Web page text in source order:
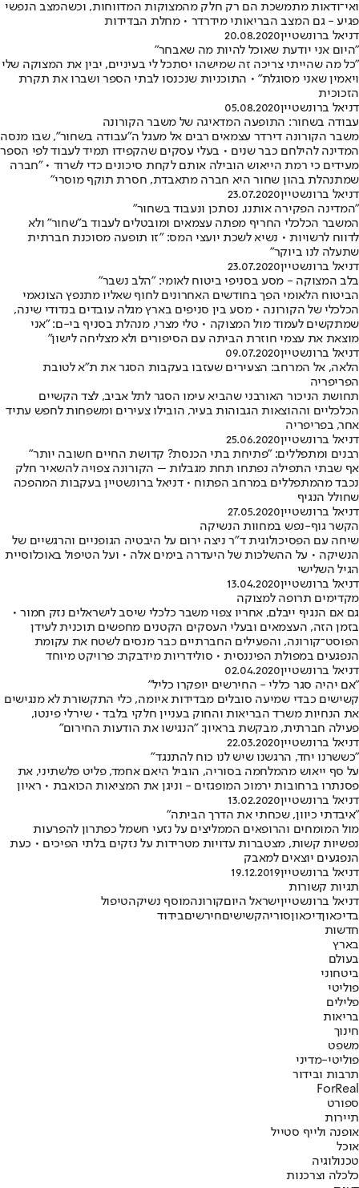
ואי־ודאות מתמשכת הם רק חלק מהמצוקות המדווחות, וכשהמצב הנפשי
פגיע - גם המצב הבריאותי מידרדר • מחלת הבדידות
דניאל ברונשטיין20.08.2020
"היום אני יודעת שאוכל להיות מה שאבחר"
"כל מה שהייתי צריכה זה שמישהו יסתכל לי בעיניים, יבין את המצוקה שלי
ויאמין שאני מסוגלת" • התוכניות שנכנסו לבתי הספר ושברו את תקרת
הזכוכית
דניאל ברונשטיין05.08.2020
עבודה בשחור: התופעה המדאיגה של משבר הקורונה
משבר הקורונה דירדר עצמאים רבים אל מעגל ה"עבודה בשחור", שבו מנסה
המדינה להילחם כבר שנים • בעלי עסקים שהקפידו תמיד לעבוד לפי הספר
מעידים כי רמת הייאוש הובילה אותם לקחת סיכונים כדי לשרוד • "חברה
שמתנהלת בהון שחור היא חברה מתאבדת, חסרת תוקף מוסרי"
דניאל ברונשטיין23.07.2020
"המדינה הפקירה אותנו, נסתכן ונעבוד בשחור"
המשבר הכלכלי החריף מפתה עצמאים ומובטלים לעבוד ב"שחור" ולא
לדווח לרשויות • נשיא לשכת יועצי המס: "זו תופעה מסוכנת חברתית
שתעלה לנו ביוקר"
דניאל ברונשטיין23.07.2020
בלב המצוקה - מסע בסניפי ביטוח לאומי: "הלב נשבר"
הביטוח הלאומי הפך בחודשים האחרונים לחוף שאליו מתנפץ הצונאמי
הכלכלי של הקורונה • מסע בין סניפים בארץ מגלה עובדים בנדודי שינה,
שמתקשים לעמוד מול המצוקה • טלי מצרי, מנהלת בסניף בי-ם: "אני
מוצאת את עצמי חוזרת הביתה עם הסיפורים ולא מצליחה לישון"
דניאל ברונשטיין09.07.2020
הלאה, אל המרחב: הצעירים שעזבו בעקבות הסגר את ת"א לטובת
הפריפריה
תחושת הניכור האורבני שהביא עימו הסגר לתל אביב, לצד הקשיים
הכלכליים וההוצאות הגבוהות בעיר, הובילו צעירים ומשפחות לחפש עתיד
אחר, בפריפריה
דניאל ברונשטיין25.06.2020
רבנים ומתפללים: "פתיחת בתי הכנסת? קדושת החיים חשובה יותר"
אף שבתי התפילה נפתחו תחת מגבלות – הקורונה צפויה להשאיר חלק
נכבד מהמתפללים במרחב הפתוח • דניאל ברונשטיין בעקבות המהפכה
שחולל הנגיף
דניאל ברונשטיין27.05.2020
הקשר גוף-נפש במחוות הנשיקה
שיחה עם הפסיכולוגית ד"ר ניצה ירום על היבטיה הגופניים והרגשיים של
הנשיקה • על ההשלכות של היעדרה בימים אלה • ועל הטיפול באוכלוסיית
הגיל השלישי
דניאל ברונשטיין13.04.2020
מקדימים תרופה למצוקה
גם אם הנגיף ייבלם, אחריו צפוי משבר כלכלי שיסב לישראלים נזק חמור •
בזמן הזה, העצמאים ובעלי העסקים הקטנים מחפשים תוכנית לעידן
הפוסט־קורונה, והפעילים החברתיים כבר מנסים לשטח את עקומת
הנפגעים במפולת הפיננסית • סולידריות מידבקת: פרויקט מיוחד
דניאל ברונשטיין02.04.2020
"אם יהיה סגר כללי - החירשים יופקרו כליל"
קשישים כבדי שמיעה סובלים מבדידות איומה, כלי התקשורת לא מנגישים
את הנחיות משרד הבריאות והחוק בעניין חלקי בלבד • שירלי פינטו,
פעילה חברתית, מבקשת בראיון: "הנגישו את הודעות החירום"
דניאל ברונשטיין22.03.2020
"כששרנו יחד, הרגשנו שיש לנו כוח להתנגד"
על סף ייאוש מהמלחמה בסוריה, הוביל היאם אחמד, פליט פלשתיני, את
פסנתרו ברחובות ירמוכ המופגזים - וניגן את המציאות הכואבת • ראיון
דניאל ברונשטיין13.02.2020
"איבדתי כיוון, שכחתי את הדרך הביתה"
מול המומחים והרופאים הממליצים על נזעי חשמל כפתרון להפרעות
נפשיות קשות, מצטברות עדויות מטרידות על נזקים בלתי הפיכים • כעת
הנפגעים יוצאים למאבק
דניאל ברונשטיין19.12.2019
תגיות קשורות
דניאל ברונשטייןישראל היוםקורונהמוסף נשיקהטיפול
בדיכאוןדיכאוןסוריהקשישיםחירשיםבידוד
חדשות
בארץ
בעולם
ביטחוני
פוליטי
פלילים
בריאות
חינוך
משפט
פוליטי-מדיני
תרבות ובידור
ForReal
ספורט
תיירות
אופנה ולייף סטייל
אוכל
טכנולוגיה
כלכלה וצרכנות